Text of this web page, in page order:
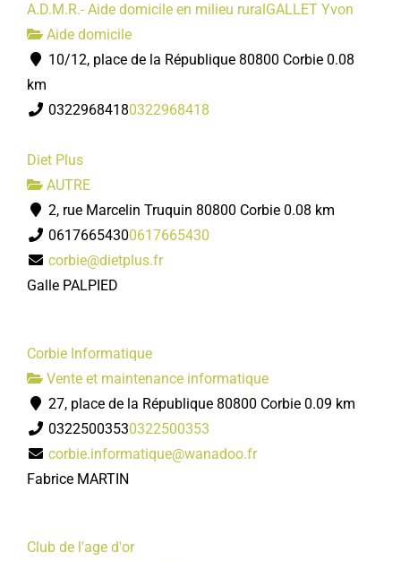
A.D.M.R.- Aide domicile en milieu ruralGALLET Yvon
Aide domicile
10/12, place de la République 80800 Corbie 0.08
km
03229684180322968418
Diet Plus
AUTRE
2, rue Marcelin Truquin 80800 Corbie 0.08 km
06176654300617665430
corbie@dietplus.fr
Galle PALPIED
Corbie Informatique
Vente et maintenance informatique
27, place de la République 80800 Corbie 0.09 km
03225003530322500353
corbie.informatique@wanadoo.fr
Fabrice MARTIN
Club de l'age d'or